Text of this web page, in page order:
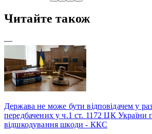
Читайте також
—
Держава не може бути відповідачем у
передбачених у ч.1 ст. 1172 ЦК України
відшкодування шкоди - ККС